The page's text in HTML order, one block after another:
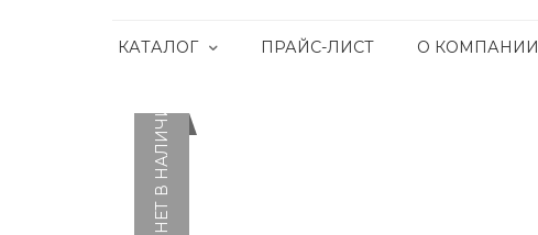
КАТАЛОГ ПРАЙС-ЛИСТ О КОМПАНИИ
НЕТ В НАЛИЧИИ